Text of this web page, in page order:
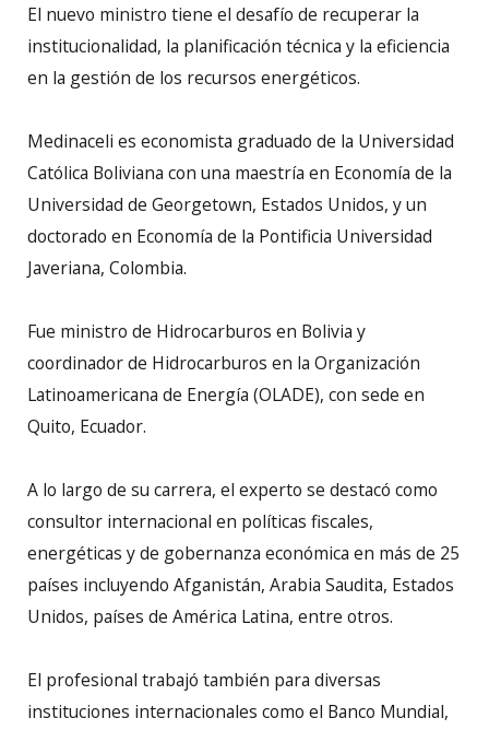
El nuevo ministro tiene el desafío de recuperar la
institucionalidad, la planificación técnica y la eficiencia
en la gestión de los recursos energéticos.
Medinaceli es economista graduado de la Universidad
Católica Boliviana con una maestría en Economía de la
Universidad de Georgetown, Estados Unidos, y un
doctorado en Economía de la Pontificia Universidad
Javeriana, Colombia.
Fue ministro de Hidrocarburos en Bolivia y
coordinador de Hidrocarburos en la Organización
Latinoamericana de Energía (OLADE), con sede en
Quito, Ecuador.
A lo largo de su carrera, el experto se destacó como
consultor internacional en políticas fiscales,
energéticas y de gobernanza económica en más de 25
países incluyendo Afganistán, Arabia Saudita, Estados
Unidos, países de América Latina, entre otros.
El profesional trabajó también para diversas
instituciones internacionales como el Banco Mundial,